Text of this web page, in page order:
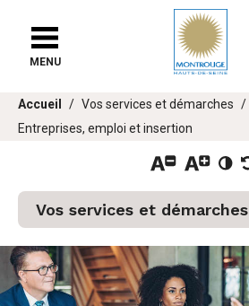
chat
MENU
Vous
êtes
Accueil
Vos services et démarches
Entreprises, emploi et insertion
Vos services et démarches